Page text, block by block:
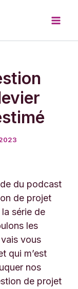
du podcast
de projet
série de
les
vous
qui m’est
nos
de projet